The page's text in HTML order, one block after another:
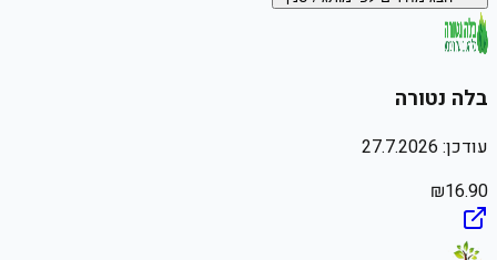
בלה נטורה
עודכן: 27.7.2026
₪16.90